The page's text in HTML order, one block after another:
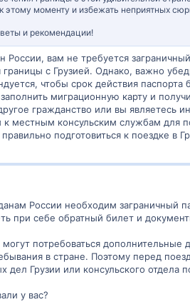
этому моменту и избежать неприятных
и рекомендации!
России, вам не требуется
границы с Грузией. Однако, важно
чтобы срок действия
миграционную карту и
гражданство или вы являетесь
к местным консульским службам для
подготовиться к поездке в
России необходим заграничный
при себе обратный билет и
потребоваться
в стране. Поэтому перед
дел Грузии или консульского отдела
у вас?